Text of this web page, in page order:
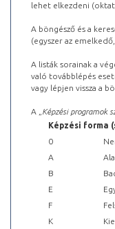
lehet elkezdeni
A böngésző és a
(egyszer az
A listák sorainak a
való továbblépés
vagy lépjen vissza a
A „ Képzési programok
Képzési forma
0
A
B
E
F
K